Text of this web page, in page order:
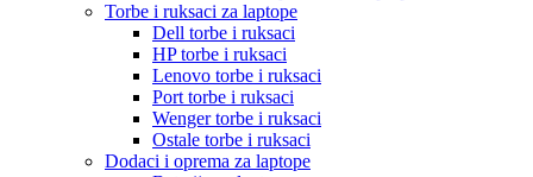
Torbe i ruksaci za laptope
Dell torbe i ruksaci
HP torbe i ruksaci
Lenovo torbe i ruksaci
Port torbe i ruksaci
Wenger torbe i ruksaci
Ostale torbe i ruksaci
Dodaci i oprema za laptope